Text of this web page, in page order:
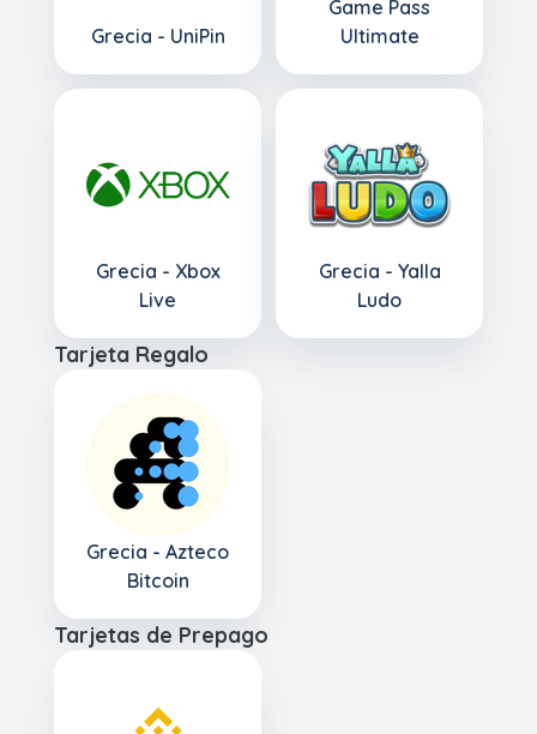
Grecia - UniPin
Game Pass
Ultimate
Grecia - Xbox
Live
Grecia - Yalla
Ludo
Tarjeta Regalo
Grecia - Azteco
Bitcoin
Tarjetas de Prepago